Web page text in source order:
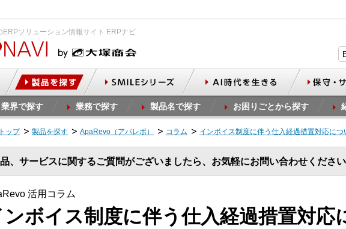
ERPソリューション情報サイト ERPナビ
界で探す 業務で探す 製品名で探す お困りごとから探す
ップ 製品を探す ApaRevo（アパレボ） コラム インボイス制度に伴う仕入経過措置対応につ
、サービスに関するご質問がございましたら、お気軽にお問い合わせください
活用コラム
ンボイス制度に伴う仕入経過措置対応